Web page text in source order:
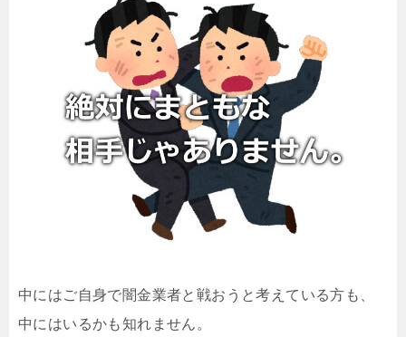
中にはご自身で闇金業者と戦おうと考えている方も、
中にはいるかも知れません。